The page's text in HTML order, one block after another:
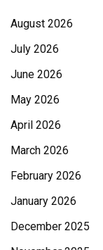
August 2026
July 2026
June 2026
May 2026
April 2026
March 2026
February 2026
January 2026
December 2025